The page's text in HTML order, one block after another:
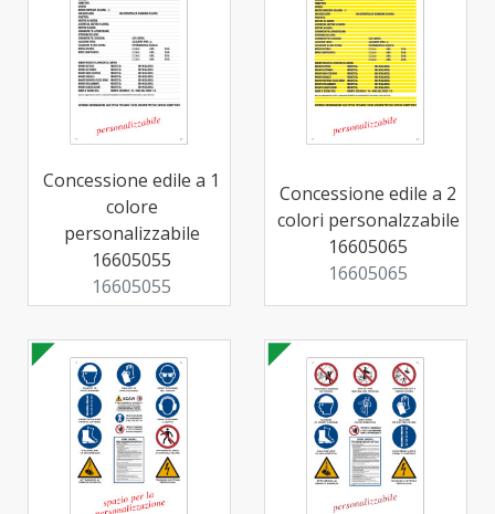
Concessione edile a 1
colore
personalizzabile
16605055
16605055
Concessione edile a 2
colori personalzzabile
16605065
16605065